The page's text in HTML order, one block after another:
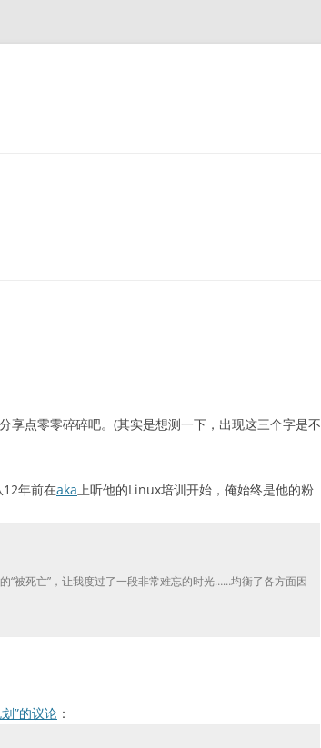
点零零碎碎吧。(其实是想测一下，出现这三个字是不
12年前在aka上听他的Linux培训开始，俺始终是他的粉
死亡”，让我度过了一段非常难忘的时光……均衡了各方面因
”的议论 ：